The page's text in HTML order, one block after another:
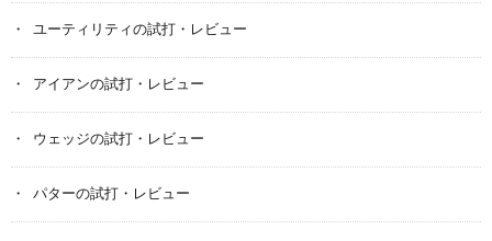
ユーティリティの試打・レビュー
アイアンの試打・レビュー
ウェッジの試打・レビュー
パターの試打・レビュー